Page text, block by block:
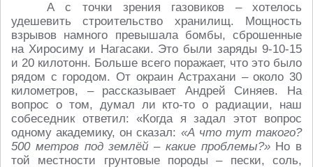
А с точки зрения газовиков – хотелось
удешевить строительство хранилищ. Мощность
взрывов намного превышала бомбы, сброшенные
на Хиросиму и Нагасаки. Это были заряды 9-10-15
и 20 килотонн. Больше всего поражает, что это было
рядом с городом. От окраин Астрахани – около 30
километров, – рассказывает Андрей Синяев. На
вопрос о том, думал ли кто-то о радиации, наш
собеседник ответил: «Когда я задал этот вопрос
одному академику, он сказал: «А что тут такого?
500 метров под землёй – какие проблемы?»Но в
той местности грунтовые породы – пески, соль,